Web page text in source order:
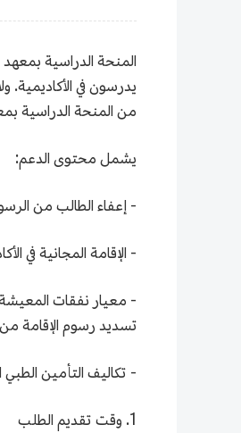
المنحة الدراسية
يدرسون في
من المنحة الدراسية
يشمل محتوى الدعم:
- إعفاء الطالب من
- الإقامة المجانية في
تسديد رسوم الإقامة
- تكاليف التأمين
1. وقت تقديم الطلب